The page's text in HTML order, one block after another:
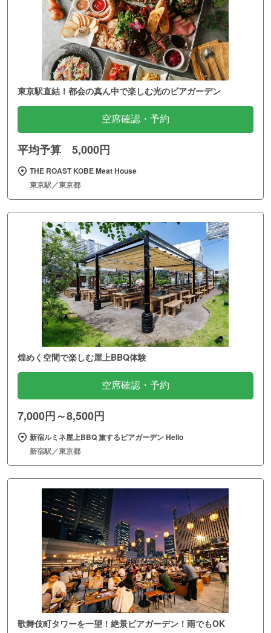
東京駅直結！都会の真ん中で楽しむ光のビアガーデン
空席確認・予約
平均予算 5,000円
THE ROAST KOBE Meat House
東京駅／東京都
煌めく空間で楽しむ屋上BBQ体験
空席確認・予約
7,000円～8,500円
新宿ルミネ屋上BBQ 旅するビアガーデン Hello
新宿駅／東京都
歌舞伎町タワーを一望！絶景ビアガーデン！雨でもOK